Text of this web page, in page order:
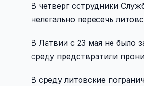
В четверг сотрудники
нелегально пересечь
В Латвии с 23 мая не было
среду предотвратили
В среду литовские